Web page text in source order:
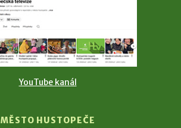
YouTube kanál
MĚSTO HUSTOPEČE